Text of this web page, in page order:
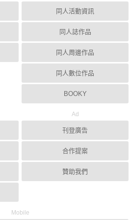
同人活動資訊
同人誌作品
同人周邊作品
同人數位作品
BOOKY
Ad
刊登廣告
合作提案
贊助我們
Mobile